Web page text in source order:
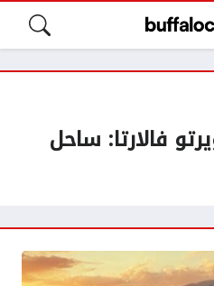
فالارتا: ساحل